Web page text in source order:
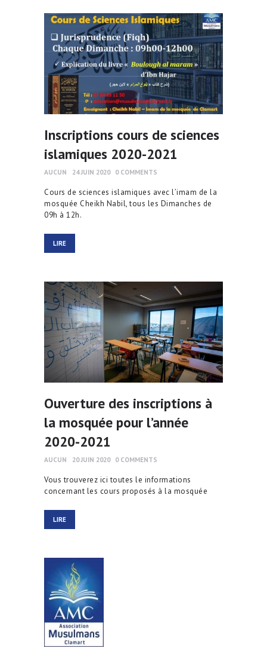
Inscriptions cours de sciences
islamiques 2020-2021
AUCUN 24 JUIN 2020 0 COMMENTS
Cours de sciences islamiques avec l’imam de la
mosquée Cheikh Nabil, tous les Dimanches de
09h à 12h.
LIRE
Ouverture des inscriptions à
la mosquée pour l’année
2020-2021
AUCUN 20 JUIN 2020 0 COMMENTS
Vous trouverez ici toutes le informations
concernant les cours proposés à la mosquée
LIRE